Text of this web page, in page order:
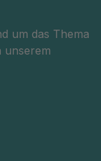
um das Thema
unserem